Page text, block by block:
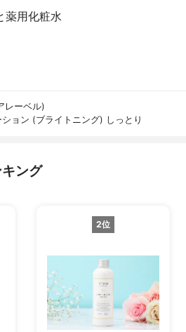
薬用化粧水
レーベル)
ション (ブライトニング) しっとり
ング
2位